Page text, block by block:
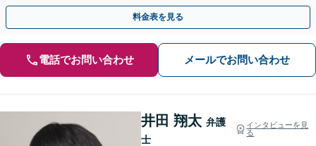
お受けします」【完全個室相談】【子連れ相談可】
料金表を見る
電話でお問い合わせ メールでお問い合わせ
井田 翔太 弁護
士
インタビューを見
る